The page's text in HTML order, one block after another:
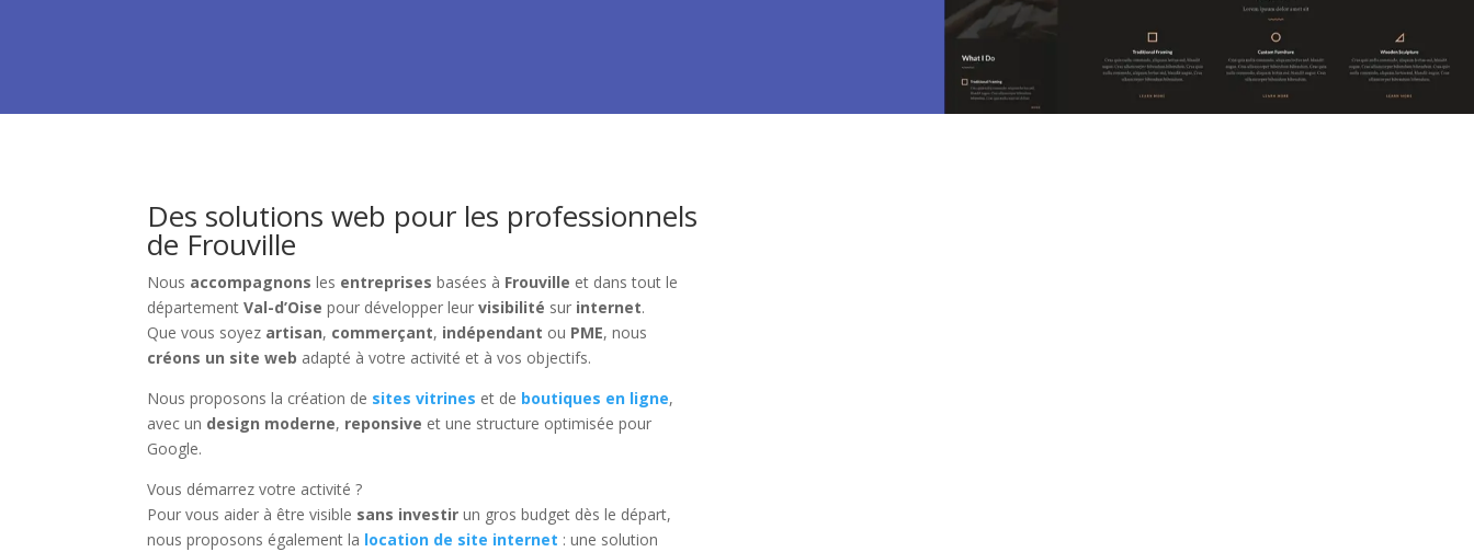
Des solutions web pour les professionnels
de Frouville
Nous accompagnons les entreprises basées à Frouville et dans tout le
département Val-d’Oise pour développer leurvisibilité sur internet.
Que vous soyez artisan, commerçant, indépendant ou PME, nous
créons un site web adapté à votre activité et à vos objectifs.
Nous proposons la création de sites vitrines et de boutiques en ligne,
avec un design moderne, reponsive et une structure optimisée pour
Google.
Vous démarrez votre activité ?
Pour vous aider à être visible sans investir un gros budget dès le départ,
nous proposons également la location de site internet : une solution